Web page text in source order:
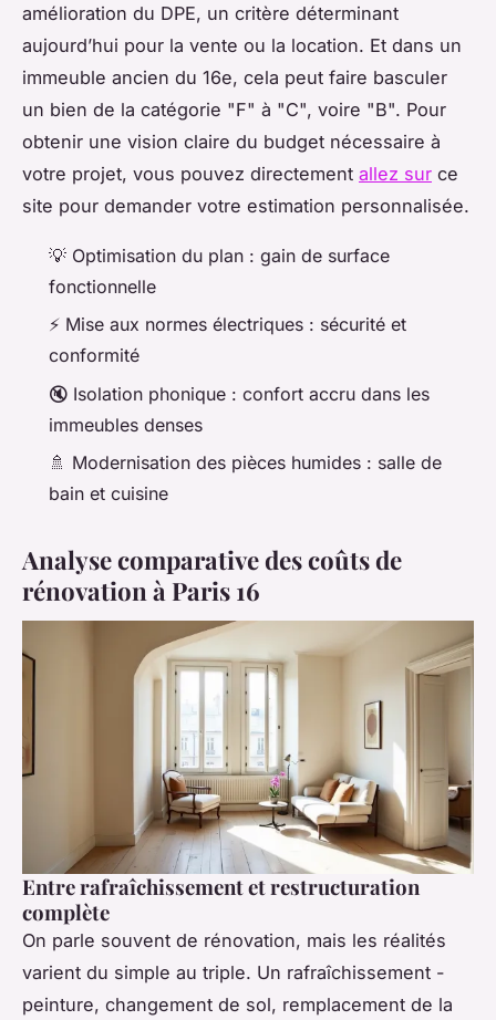
amélioration du DPE, un critère déterminant
aujourd’hui pour la vente ou la location. Et dans un
immeuble ancien du 16e, cela peut faire basculer
un bien de la catégorie "F" à "C", voire "B". Pour
obtenir une vision claire du budget nécessaire à
votre projet, vous pouvez directement allez sur ce
site pour demander votre estimation personnalisée.
💡 Optimisation du plan : gain de surface
fonctionnelle
⚡ Mise aux normes électriques : sécurité et
conformité
🔇 Isolation phonique : confort accru dans les
immeubles denses
🚿 Modernisation des pièces humides : salle de
bain et cuisine
Analyse comparative des coûts de
rénovation à Paris 16
Entre rafraîchissement et restructuration
complète
On parle souvent de rénovation, mais les réalités
varient du simple au triple. Un rafraîchissement -
peinture, changement de sol, remplacement de la